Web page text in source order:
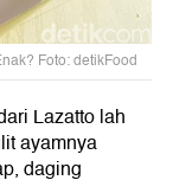
Foto: detikFood
Lazatto lah
ayamnya
daging